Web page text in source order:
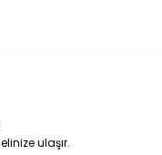
ulaşır.